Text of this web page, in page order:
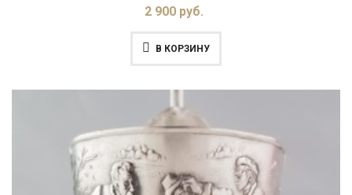
2 900 руб.
В КОРЗИНУ